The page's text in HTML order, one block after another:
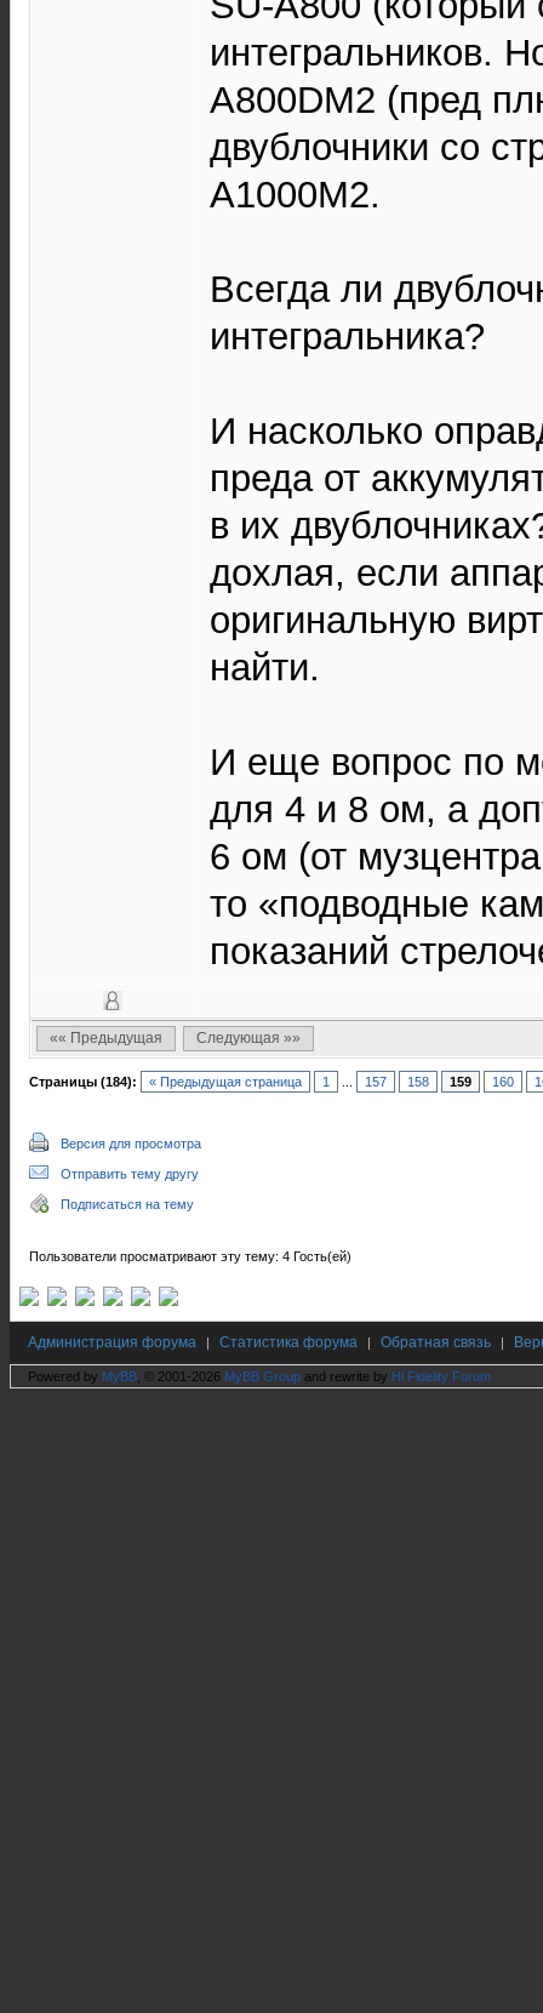
интегральников.
A800DM2 (пред
двублочники со
A1000M2.
Всегда ли
интегральника?
И насколько
преда от
в их
дохлая, если
оригинальную
найти.
И еще вопрос по
для 4 и 8 ом, а
6 ом (от
то «подводные
показаний
«« Предыдущая Следующая »»
Страницы (184): « Предыдущая страница 1 157 158 159 160
Версия для просмотра
Отправить тему другу
Подписаться на тему
Пользователи просматривают эту тему: 4 Гость(ей)
Администрация форума | Статистика форума | Обратная связь |
Powered by MyBB , © 2001-2026 MyBB Group and rewrite by Hi Fidelity Forum